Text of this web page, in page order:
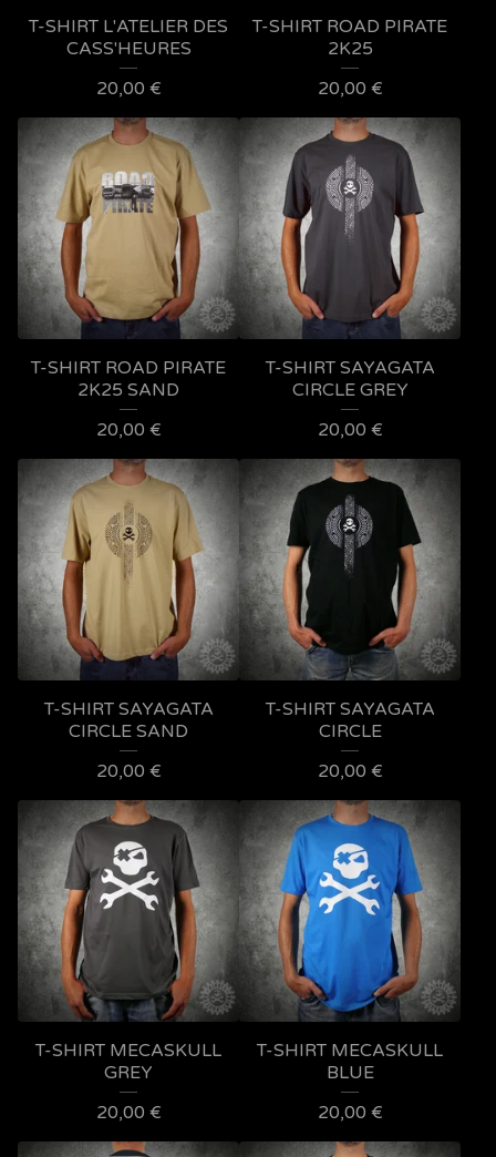
T-SHIRT L'ATELIER DES
CASS'HEURES
20,00 €
T-SHIRT ROAD PIRATE
2K25
20,00 €
T-SHIRT ROAD PIRATE
2K25 SAND
20,00 €
T-SHIRT SAYAGATA
CIRCLE GREY
20,00 €
T-SHIRT SAYAGATA
CIRCLE SAND
20,00 €
T-SHIRT SAYAGATA
CIRCLE
20,00 €
T-SHIRT MECASKULL
GREY
20,00 €
T-SHIRT MECASKULL
BLUE
20,00 €